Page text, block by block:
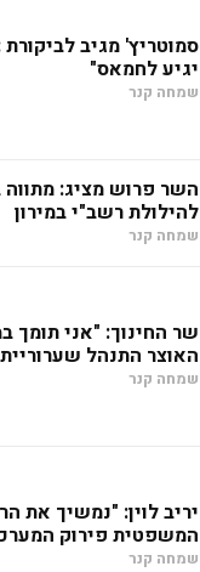
סמוטריץ' מגיב
יגיע לחמאס"
שמחה קנר
השר פרוש מציג: מתווה
להילולת רשב"י במירון
שמחה קנר
שר החינוך: "אני תומך
האוצר התנהל
שמחה קנר
יריב לוין: "נמשיך את
המשפטית פירוק
שמחה קנר